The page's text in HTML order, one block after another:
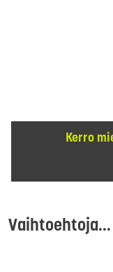
Kerro
Vaihtoehtoja...